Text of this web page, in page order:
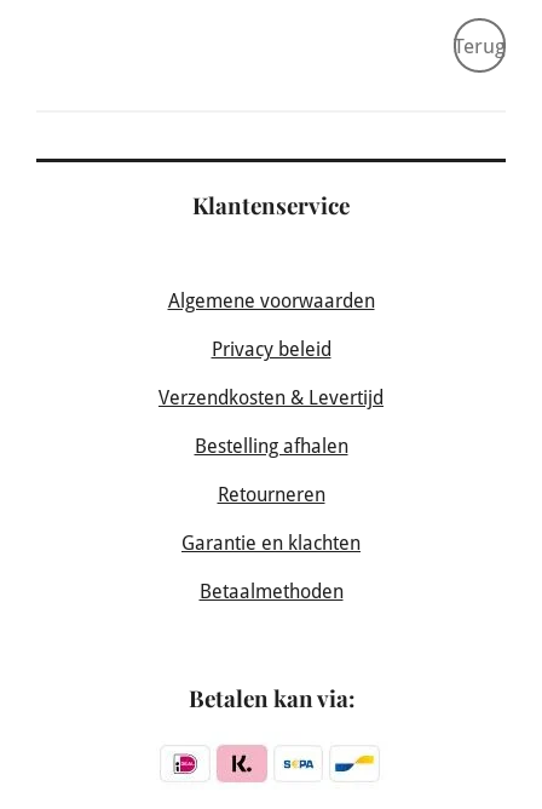
Terug
Klantenservice
Algemene voorwaarden
Privacy beleid
Verzendkosten & Levertijd
Bestelling afhalen
Retourneren
Garantie en klachten
Betaalmethoden
Betalen kan via: